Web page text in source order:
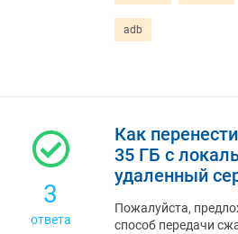
adb
3
ответа
Как
35 ГБ с
удаленный
Пожалуйста,
способ передачи